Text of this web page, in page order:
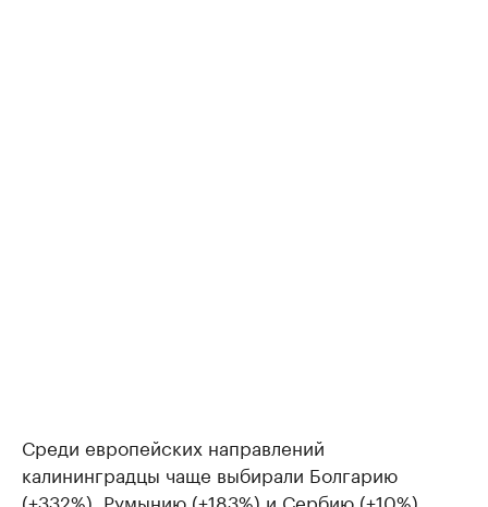
Среди европейских направлений
калининградцы чаще выбирали Болгарию
(+332%), Румынию (+183%) и Сербию (+10%).